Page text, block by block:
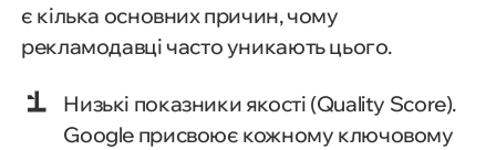
є кілька основних причин, чому
рекламодавці часто уникають цього.
Низькі показники якості (Quality Score).
Google присвоює кожному ключовому